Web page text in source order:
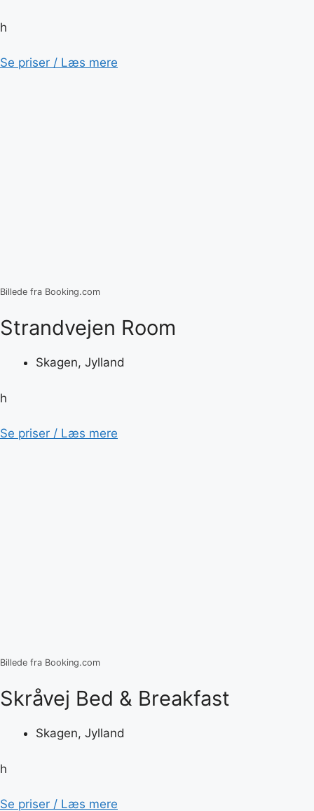
h
Se priser / Læs mere
Billede fra Booking.com
Strandvejen Room
Skagen, Jylland
h
Se priser / Læs mere
Billede fra Booking.com
Skråvej Bed & Breakfast
Skagen, Jylland
h
Se priser / Læs mere